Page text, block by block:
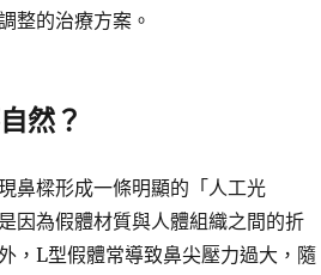
整的治療方案。
然？
鼻樑形成一條明顯的「人工光
因為假體材質與人體組織之間的折
，L型假體常導致鼻尖壓力過大，隨